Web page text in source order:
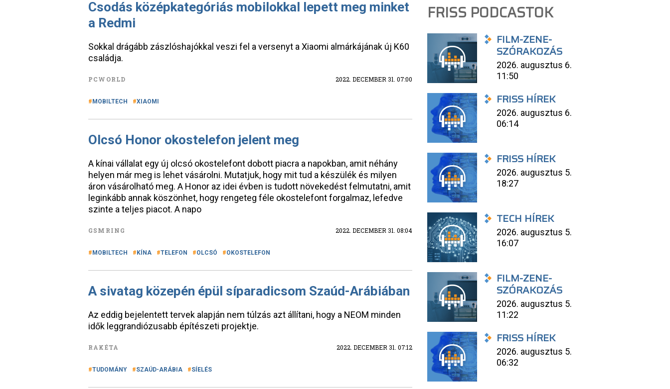
Csodás középkategóriás mobilokkal lepett meg minket
a Redmi
Sokkal drágább zászlóshajókkal veszi fel a versenyt a Xiaomi almárkájának új K60
családja.
PCWORLD 2022. DECEMBER 31. 07:00
MOBILTECH XIAOMI
Olcsó Honor okostelefon jelent meg
A kínai vállalat egy új olcsó okostelefont dobott piacra a napokban, amit néhány
helyen már meg is lehet vásárolni. Mutatjuk, hogy mit tud a készülék és milyen
áron vásárolható meg. A Honor az idei évben is tudott növekedést felmutatni, amit
leginkább annak köszönhet, hogy rengeteg féle okostelefont forgalmaz, lefedve
szinte a teljes piacot. A napo
GSMRING 2022. DECEMBER 31. 08:04
MOBILTECH KÍNA TELEFON OLCSÓ OKOSTELEFON
A sivatag közepén épül síparadicsom Szaúd-Arábiában
Az eddig bejelentett tervek alapján nem túlzás azt állítani, hogy a NEOM minden
idők leggrandiózusabb építészeti projektje.
RAKÉTA 2022. DECEMBER 31. 07:12
TUDOMÁNY SZAÚD-ARÁBIA SÍELÉS
FRISS PODCASTOK
FILM-ZENE-
SZÓRAKOZÁS
2026. augusztus 6.
11:50
FRISS HÍREK
2026. augusztus 6.
06:14
FRISS HÍREK
2026. augusztus 5.
18:27
TECH HÍREK
2026. augusztus 5.
16:07
FILM-ZENE-
SZÓRAKOZÁS
2026. augusztus 5.
11:22
FRISS HÍREK
2026. augusztus 5.
06:32